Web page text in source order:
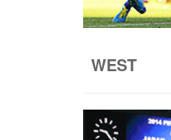
WEST